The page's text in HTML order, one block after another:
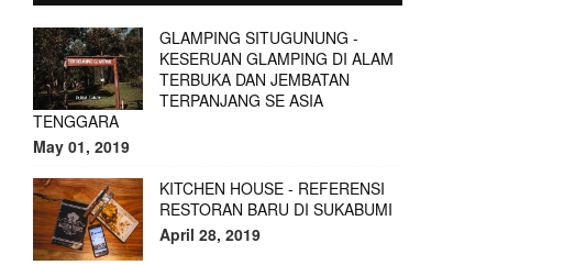
GLAMPING SITUGUNUNG -
KESERUAN GLAMPING DI ALAM
TERBUKA DAN JEMBATAN
TERPANJANG SE ASIA
TENGGARA
May 01, 2019
KITCHEN HOUSE - REFERENSI
RESTORAN BARU DI SUKABUMI
April 28, 2019